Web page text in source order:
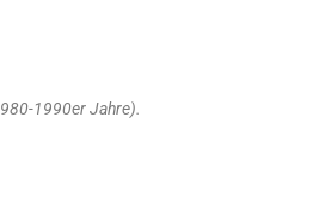
1990er Jahre).